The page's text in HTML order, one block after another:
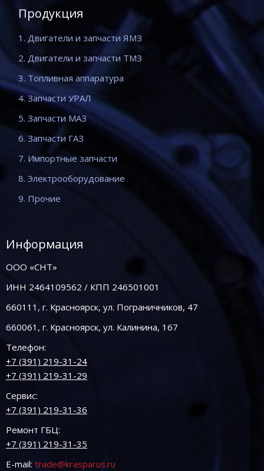
Продукция
1. Двигатели и запчасти ЯМЗ
2. Двигатели и запчасти ТМЗ
3. Топливная аппаратура
4. Запчасти УРАЛ
5. Запчасти МАЗ
6. Запчасти ГАЗ
7. Импортные запчасти
8. Электрооборудование
9. Прочие
Информация
ООО «СНТ»
ИНН 2464109562 / КПП 246501001
660111, г. Красноярск, ул. Пограничников, 47
660061, г. Красноярск, ул. Калинина, 167
Телефон:
+7 (391) 219-31-24
+7 (391) 219-31-29
Сервис:
+7 (391) 219-31-36
Ремонт ГБЦ:
+7 (391) 219-31-35
E-mail: trade@krasparus.ru